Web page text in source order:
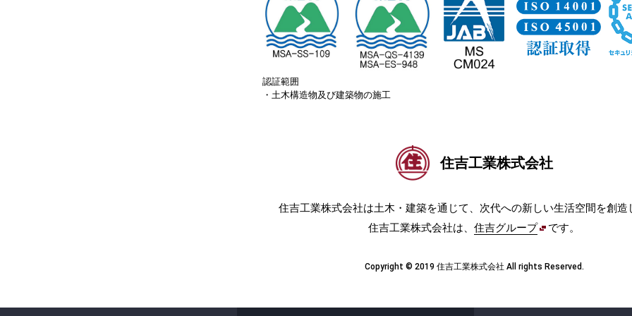
認証範囲
・土木構造物及び建築物の施工
住吉工業株式会社
住吉工業株式会社は土木・建築を通じて、次代への新しい生活空間を創造
住吉工業株式会社は、 住吉グループです。
Copyright © 2019 住吉工業株式会社 All rights Reserved.